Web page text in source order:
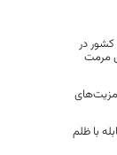
در
مرمت
با ظلم